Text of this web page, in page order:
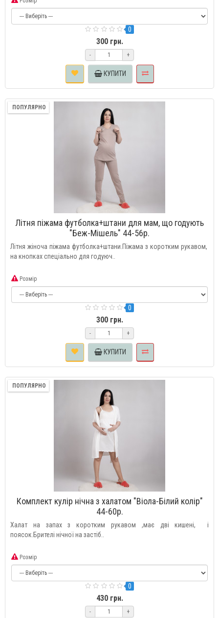
0
300 грн.
- +
КУПИТИ
ПОПУЛЯРНО
Літня піжама футболка+штани для мам, що годують
"Беж-Мішель" 44-56р.
Літня жіноча піжама футболка+штани.Піжама з коротким рукавом,
на кнопках спеціально для годуюч..
Розмір
0
300 грн.
- +
КУПИТИ
ПОПУЛЯРНО
Комплект кулір нічна з халатом "Віола-Білий колір"
44-60р.
Халат на запах з коротким рукавом ,має дві кишені, і
поясок.Брителі нічної на застіб..
Розмір
0
430 грн.
- +